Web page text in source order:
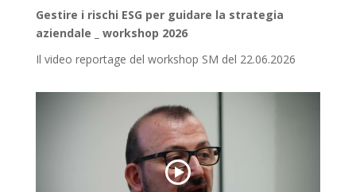
Gestire i rischi ESG per guidare la strategia
aziendale _ workshop 2026
Il video reportage del workshop SM del 22.06.2026